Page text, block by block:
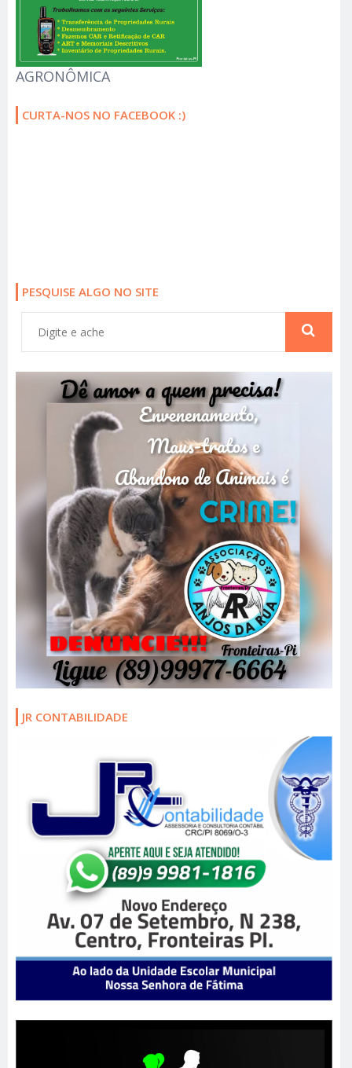
AGRONÔMICA
CURTA-NOS NO FACEBOOK :)
PESQUISE ALGO NO SITE
JR CONTABILIDADE